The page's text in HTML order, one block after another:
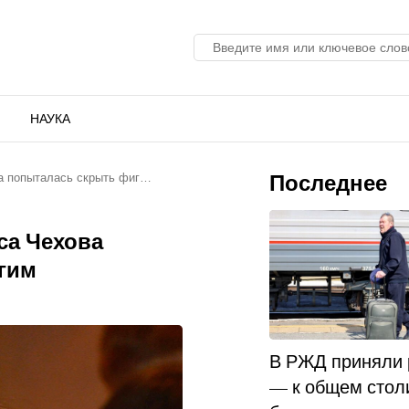
НАУКА
попыталась скрыть фиг…
Чехова
Последнее
В РЖД приняли
— к общем